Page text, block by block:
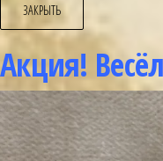
ЗАКРЫТЬ
Акция!